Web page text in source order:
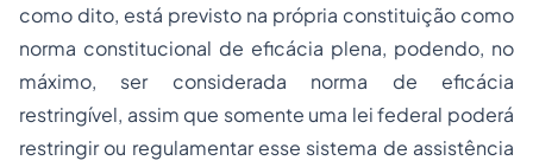
como dito, está previsto na própria constituição como
norma constitucional de eficácia plena, podendo, no
máximo, ser considerada norma de eficácia
restringível, assim que somente uma lei federal poderá
restringir ou regulamentar esse sistema de assistência